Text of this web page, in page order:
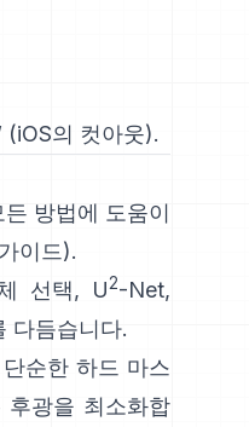
(iOS의 컷아웃).
방법에 도움이
가이드).
선택, U2-Net,
다듬습니다.
순한 하드 마스
후광을 최소화합